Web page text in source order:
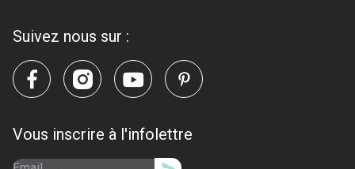
Suivez nous sur :
Vous inscrire à l'infolettre